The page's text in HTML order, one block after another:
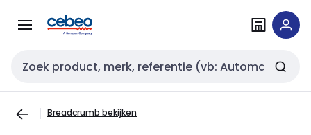
naar
naar
Zoekveld invoer
Breadcrumb bekijken